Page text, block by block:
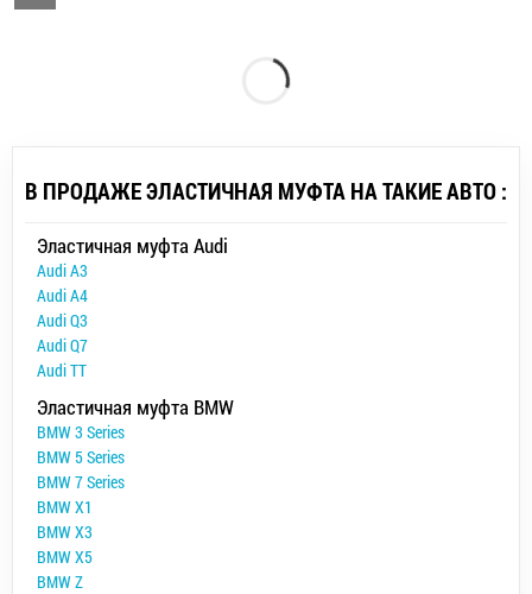
В ПРОДАЖЕ ЭЛАСТИЧНАЯ МУФТА НА ТАКИЕ АВТО :
Эластичная муфта Audi
Audi A3
Audi A4
Audi Q3
Audi Q7
Audi TT
Эластичная муфта BMW
BMW 3 Series
BMW 5 Series
BMW 7 Series
BMW X1
BMW X3
BMW X5
BMW Z